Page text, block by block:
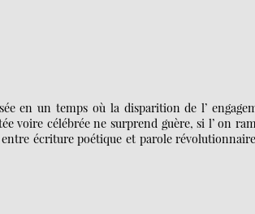
en un temps où la disparition de l’
voire célébrée ne surprend guère, si l’ on
écriture poétique et parole